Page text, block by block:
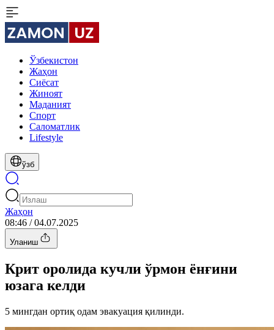
Ўзбекистон
Жаҳон
Сиёсат
Жиноят
Маданият
Спорт
Cаломатлик
Lifestyle
ўзб
Жаҳон
08:46 / 04.07.2025
Уланиш
Крит оролида кучли ўрмон ёнғини
юзага келди
5 мингдан ортиқ одам эвакуация қилинди.